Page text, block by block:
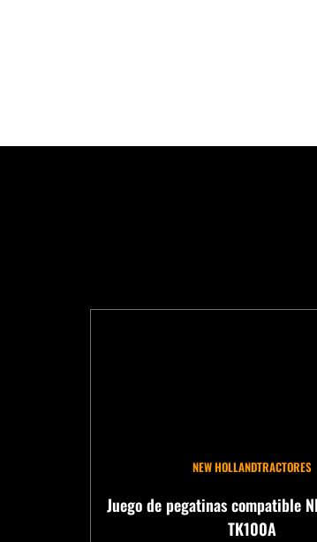
NEW HOLLANDTRACTORES
Juego de pegatinas compatible
TK100A